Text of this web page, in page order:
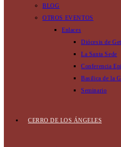
BLOG
OTROS EVENTOS
Enlaces
Diócesis de
La Santa Sede
Conferencia
Basilica de la
Seminario
CERRO DE LOS ÁNGELES